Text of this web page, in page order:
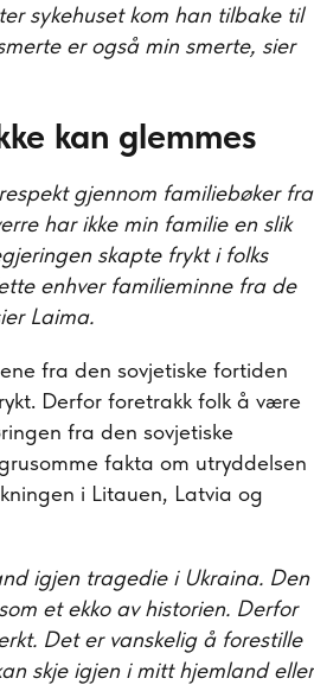
sykehuset kom han tilbake til
er også min smerte, sier
kan glemmes
gjennom familiebøker fra
har ikke min familie en slik
skapte frykt i folks
enhver familieminne fra de
Laima.
fra den sovjetiske fortiden
Derfor foretrakk folk å være
fra den sovjetiske
fakta om utryddelsen
i Litauen, Latvia og
igjen tragedie i Ukraina. Den
et ekko av historien. Derfor
Det er vanskelig å forestille
skje igjen i mitt hjemland eller